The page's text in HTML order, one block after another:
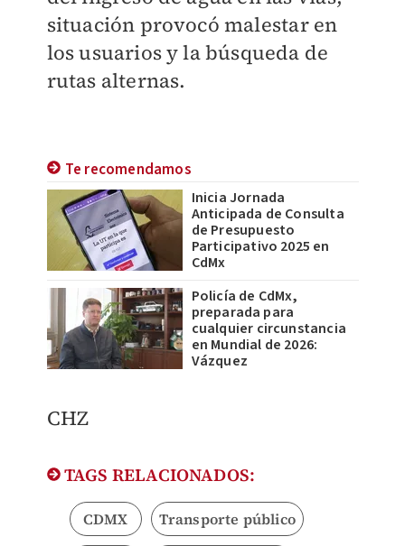
situación provocó malestar en
los usuarios y la búsqueda de
rutas alternas.
Te recomendamos
Inicia Jornada
Anticipada de Consulta
de Presupuesto
Participativo 2025 en
CdMx
Policía de CdMx,
preparada para
cualquier circunstancia
en Mundial de 2026:
Vázquez
CHZ
TAGS RELACIONADOS:
CDMX Transporte público